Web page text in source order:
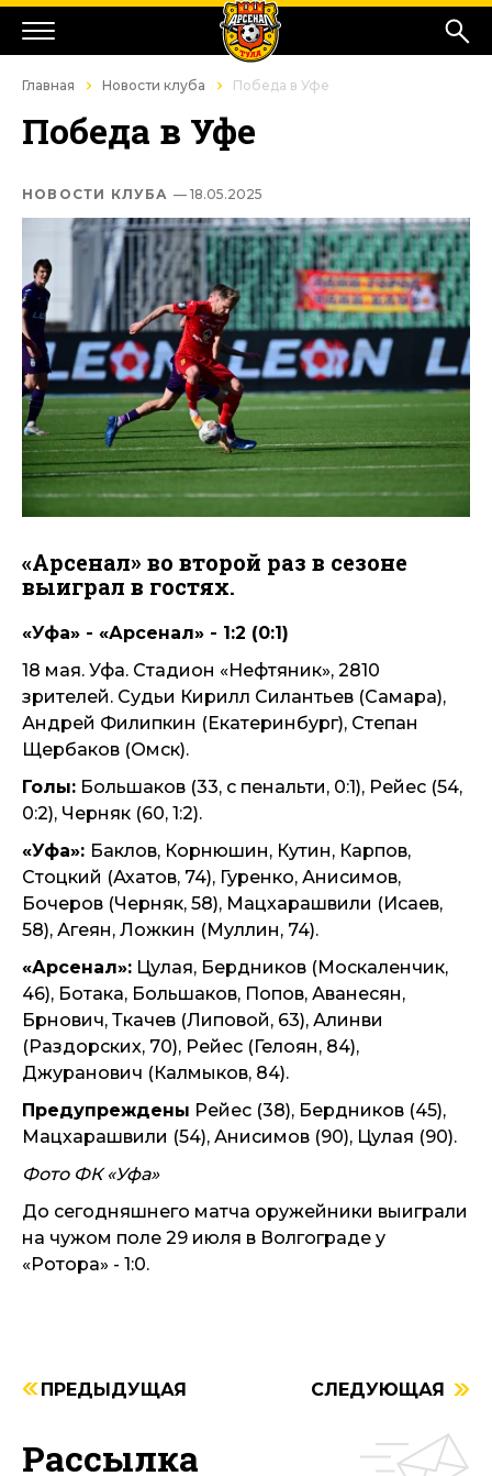
Главная Новости клуба Победа в Уфе
Победа в Уфе
НОВОСТИ КЛУБА — 18.05.2025
«Арсенал» во второй раз в сезоне
выиграл в гостях.
«Уфа» - «Арсенал» - 1:2 (0:1)
18 мая. Уфа. Стадион «Нефтяник», 2810
зрителей. Судьи Кирилл Силантьев (Самара),
Андрей Филипкин (Екатеринбург), Степан
Щербаков (Омск).
Голы: Большаков (33, с пенальти, 0:1), Рейес (54,
0:2), Черняк (60, 1:2).
«Уфа»: Баклов, Корнюшин, Кутин, Карпов,
Стоцкий (Ахатов, 74), Гуренко, Анисимов,
Бочеров (Черняк, 58), Мацхарашвили (Исаев,
58), Агеян, Ложкин (Муллин, 74).
«Арсенал»: Цулая, Бердников (Москаленчик,
46), Ботака, Большаков, Попов, Аванесян,
Брнович, Ткачев (Липовой, 63), Алинви
(Раздорских, 70), Рейес (Гелоян, 84),
Джуранович (Калмыков, 84).
Предупреждены Рейес (38), Бердников (45),
Мацхарашвили (54), Анисимов (90), Цулая (90).
Фото ФК «Уфа»
До сегодняшнего матча оружейники выиграли
на чужом поле 29 июля в Волгограде у
«Ротора» - 1:0.
ПРЕДЫДУЩАЯ СЛЕДУЮЩАЯ
Рассылка